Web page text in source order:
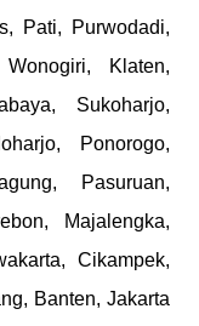
Pati, Purwodadi,
Klaten,
Sukoharjo,
Ponorogo,
Pasuruan,
Majalengka,
Cikampek,
Banten, Jakarta